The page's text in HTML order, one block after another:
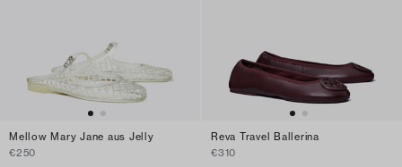
Mellow Mary Jane aus Jelly
€250
Reva Travel Ballerina
€310